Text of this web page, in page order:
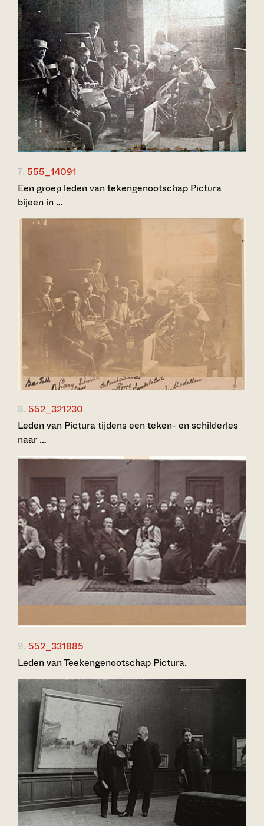
7. 555_14091
Een groep leden van tekengenootschap Pictura
bijeen in …
8. 552_321230
Leden van Pictura tijdens een teken- en schilderles
naar …
9. 552_331885
Leden van Teekengenootschap Pictura.